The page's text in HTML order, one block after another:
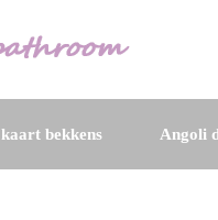
kaart bekkens Angoli